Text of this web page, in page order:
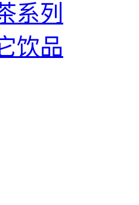
系列
饮品